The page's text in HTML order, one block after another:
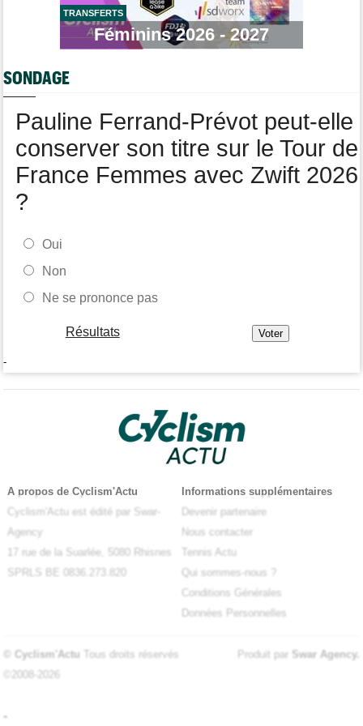
Transfert
Joe Blackmore devrait signer chez une armada du WorldTour
!
TRANSFERTS
Féminins 2026 - 2027
SONDAGE
Pauline Ferrand-Prévot peut-elle
conserver son titre sur le Tour de
France Femmes avec Zwift 2026
?
Oui
Non
Ne se prononce pas
Résultats
-
A propos de Cyclism'Actu
Cyclism'Actu est édité par Swar-
Agency
17 rue de la Suarlée, 5080 Rhisnes
SPRLS BE 0836.273.820
Informations supplémentaires
Devenir partenaire
Nous contacter
Tennis Actu
Qui sommes-nous ?
Conditions Générales
Données Personnelles
© Cyclism'Actu Tous droits réservés
©2008-2026
Produit par Swar Agency.
-